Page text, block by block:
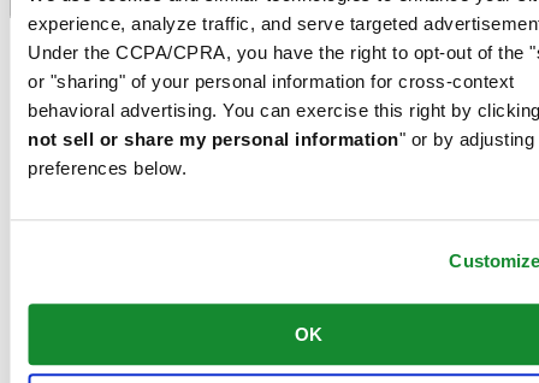
experience, analyze traffic, and serve targeted
Under the CCPA/CPRA, you have the right to opt-out of the
or "sharing" of your personal information for cross-context
behavioral advertising. You can exercise this right by
not sell or share my personal information" or by adjusting
preferences below.
OK
Переключатель языка
France
Австрия
Бельгия
Dutch
Français
Великобритания
Люксембург